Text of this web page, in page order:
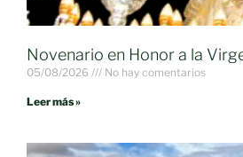
Novenario en Honor a la
05/08/2026 No hay comentarios
Leer más »